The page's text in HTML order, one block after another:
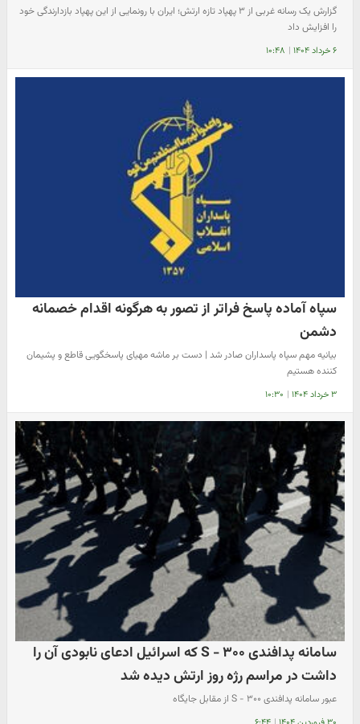
گزارش یک رسانه غربی از ۳ پهپاد تازه ارتش؛ ایران با رونمایی از این پهپاد بازدارندگی خود
را افزایش داد
۶ خرداد ۱۴۰۴ | ۱۰:۴۸
سپاه آماده پاسخ فراتر از تصور به هرگونه اقدام خصمانه
دشمن
بیانیه مهم سپاه پاسداران صادر شد | دست بر ماشه مهیای پاسخگویی قاطع و پشیمان
کننده هستیم
۳ خرداد ۱۴۰۴ | ۱۰:۳۰
سامانه پدافندی S - ۳۰۰ که اسرائیل ادعای نابودی آن را
داشت در مراسم رژه روز ارتش دیده شد
عبور سامانه پدافندی S - ۳۰۰ از مقابل جایگاه